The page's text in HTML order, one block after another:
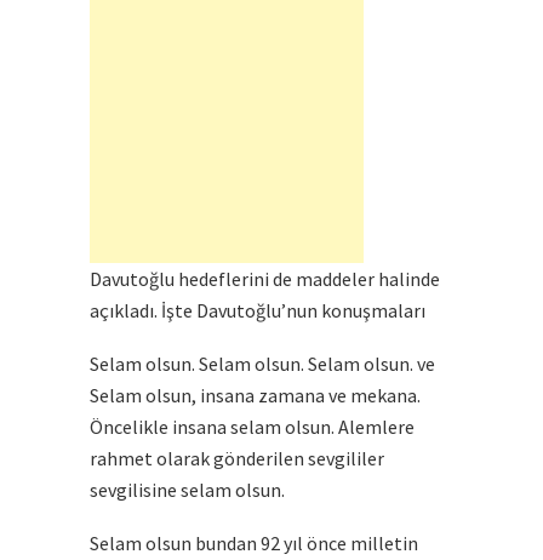
Davutoğlu hedeflerini de maddeler halinde
açıkladı. İşte Davutoğlu’nun konuşmaları
Selam olsun. Selam olsun. Selam olsun. ve
Selam olsun, insana zamana ve mekana.
Öncelikle insana selam olsun. Alemlere
rahmet olarak gönderilen sevgililer
sevgilisine selam olsun.
Selam olsun bundan 92 yıl önce milletin